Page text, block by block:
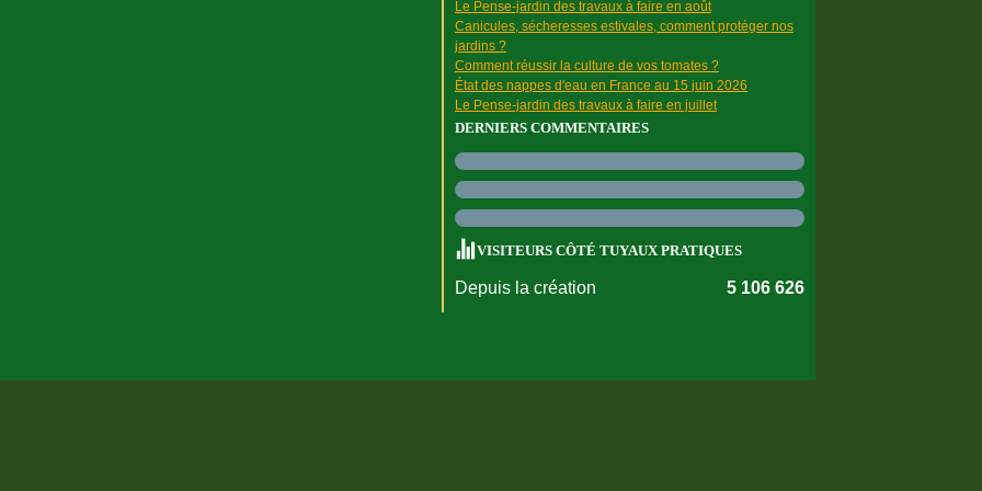
Le Pense-jardin des travaux à faire en août
Canicules, sécheresses estivales, comment protéger nos
jardins ?
Comment réussir la culture de vos tomates ?
État des nappes d'eau en France au 15 juin 2026
Le Pense-jardin des travaux à faire en juillet
DERNIERS COMMENTAIRES
VISITEURS CÔTÉ TUYAUX PRATIQUES
Depuis la création 5 106 626